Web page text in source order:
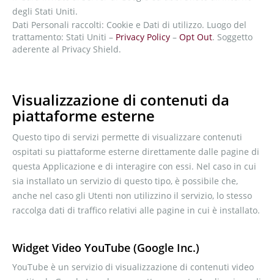
degli Stati Uniti.
Dati Personali raccolti: Cookie e Dati di utilizzo. Luogo del
trattamento: Stati Uniti – Privacy Policy – Opt Out. Soggetto
aderente al Privacy Shield.
Visualizzazione di contenuti da
piattaforme esterne
Questo tipo di servizi permette di visualizzare contenuti
ospitati su piattaforme esterne direttamente dalle pagine di
questa Applicazione e di interagire con essi. Nel caso in cui
sia installato un servizio di questo tipo, è possibile che,
anche nel caso gli Utenti non utilizzino il servizio, lo stesso
raccolga dati di traffico relativi alle pagine in cui è installato.
Widget Video YouTube (Google Inc.)
YouTube è un servizio di visualizzazione di contenuti video